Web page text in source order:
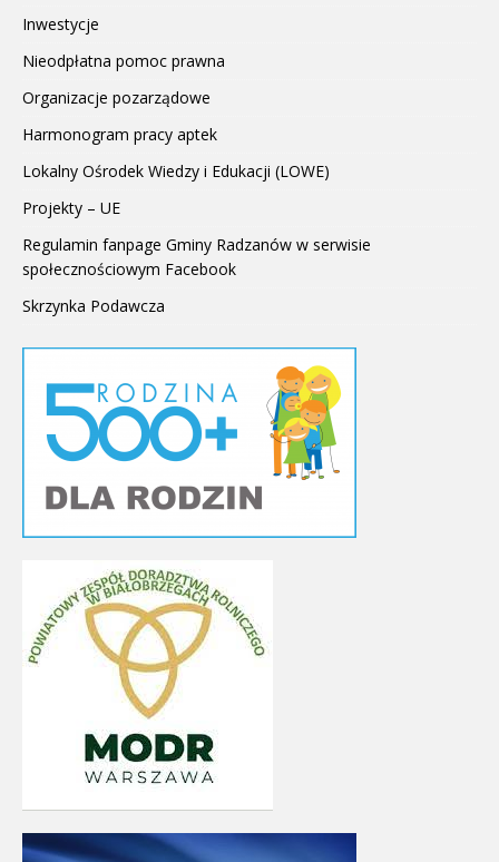
Inwestycje
Nieodpłatna pomoc prawna
Organizacje pozarządowe
Harmonogram pracy aptek
Lokalny Ośrodek Wiedzy i Edukacji (LOWE)
Projekty – UE
Regulamin fanpage Gminy Radzanów w serwisie
społecznościowym Facebook
Skrzynka Podawcza